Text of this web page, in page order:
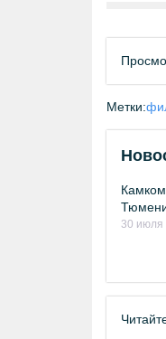
Метки:
30 июля